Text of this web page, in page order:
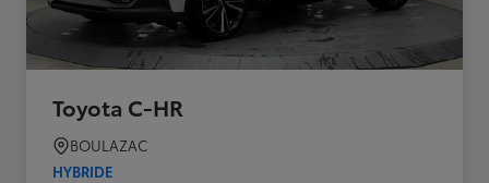
Toyota C-HR
BOULAZAC
HYBRIDE